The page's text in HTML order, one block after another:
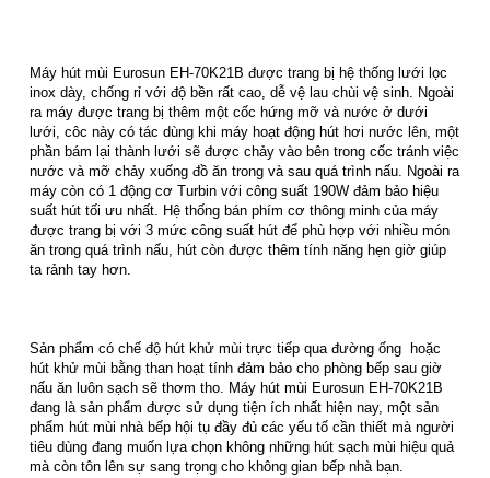
Máy hút mùi Eurosun EH-70K21B được trang bị hệ thống lưới lọc
inox dày, chống rỉ với độ bền rất cao, dễ vệ lau chùi vệ sinh. Ngoài
ra máy được trang bị thêm một cốc hứng mỡ và nước ở dưới
lưới, côc này có tác dùng khi máy hoạt động hút hơi nước lên, một
phần bám lại thành lưới sẽ được chảy vào bên trong cốc tránh việc
nước và mỡ chảy xuống đồ ăn trong và sau quá trình nấu. Ngoài ra
máy còn có 1 động cơ Turbin với công suất 190W đảm bảo hiệu
suất hút tối ưu nhất. Hệ thống bán phím cơ thông minh của máy
được trang bị với 3 mức công suất hút để phù hợp với nhiều món
ăn trong quá trình nấu, hút còn được thêm tính năng hẹn giờ giúp
ta rảnh tay hơn.
Sản phẩm có chế độ hút khử mùi trực tiếp qua đường ống hoặc
hút khử mùi bằng than hoạt tính đảm bảo cho phòng bếp sau giờ
nấu ăn luôn sạch sẽ thơm tho. Máy hút mùi Eurosun EH-70K21B
đang là sản phẩm được sử dụng tiện ích nhất hiện nay, một sản
phẩm hút mùi nhà bếp hội tụ đầy đủ các yếu tố cần thiết mà người
tiêu dùng đang muốn lựa chọn không những hút sạch mùi hiệu quả
mà còn tôn lên sự sang trọng cho không gian bếp nhà bạn.